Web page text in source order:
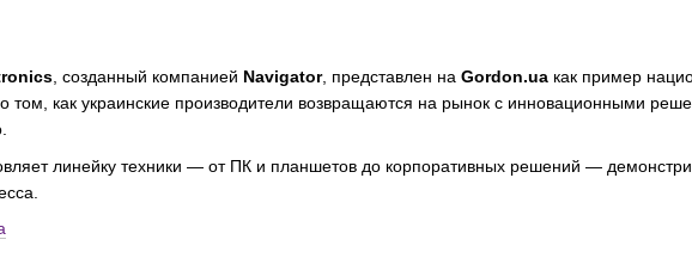
, созданный компанией Navigator, представлен на Gordon.ua как пример
том, как украинские производители возвращаются на рынок с инновационными
линейку техники — от ПК и планшетов до корпоративных решений —